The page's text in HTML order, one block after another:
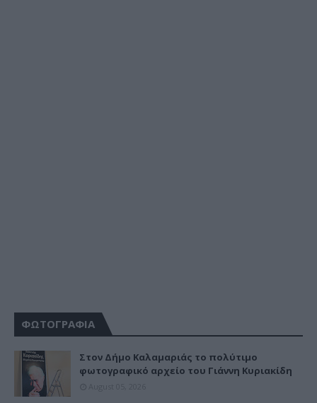
ΦΩΤΟΓΡΑΦΙΑ
Στον Δήμο Καλαμαριάς το πολύτιμο
φωτογραφικό αρχείο του Γιάννη Κυριακίδη